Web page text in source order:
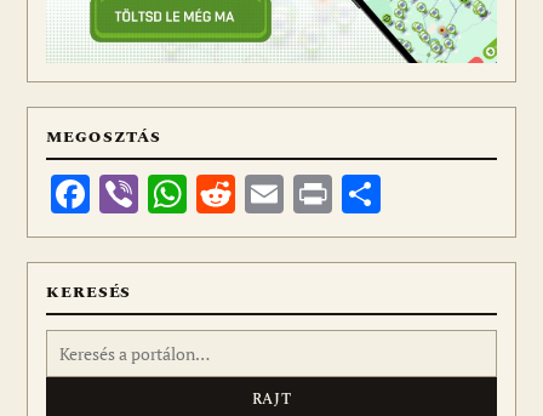
MEGOSZTÁS
Facebook
ViberWhatsApp
Reddit
Email
Print
meg
KERESÉS
Keresés: